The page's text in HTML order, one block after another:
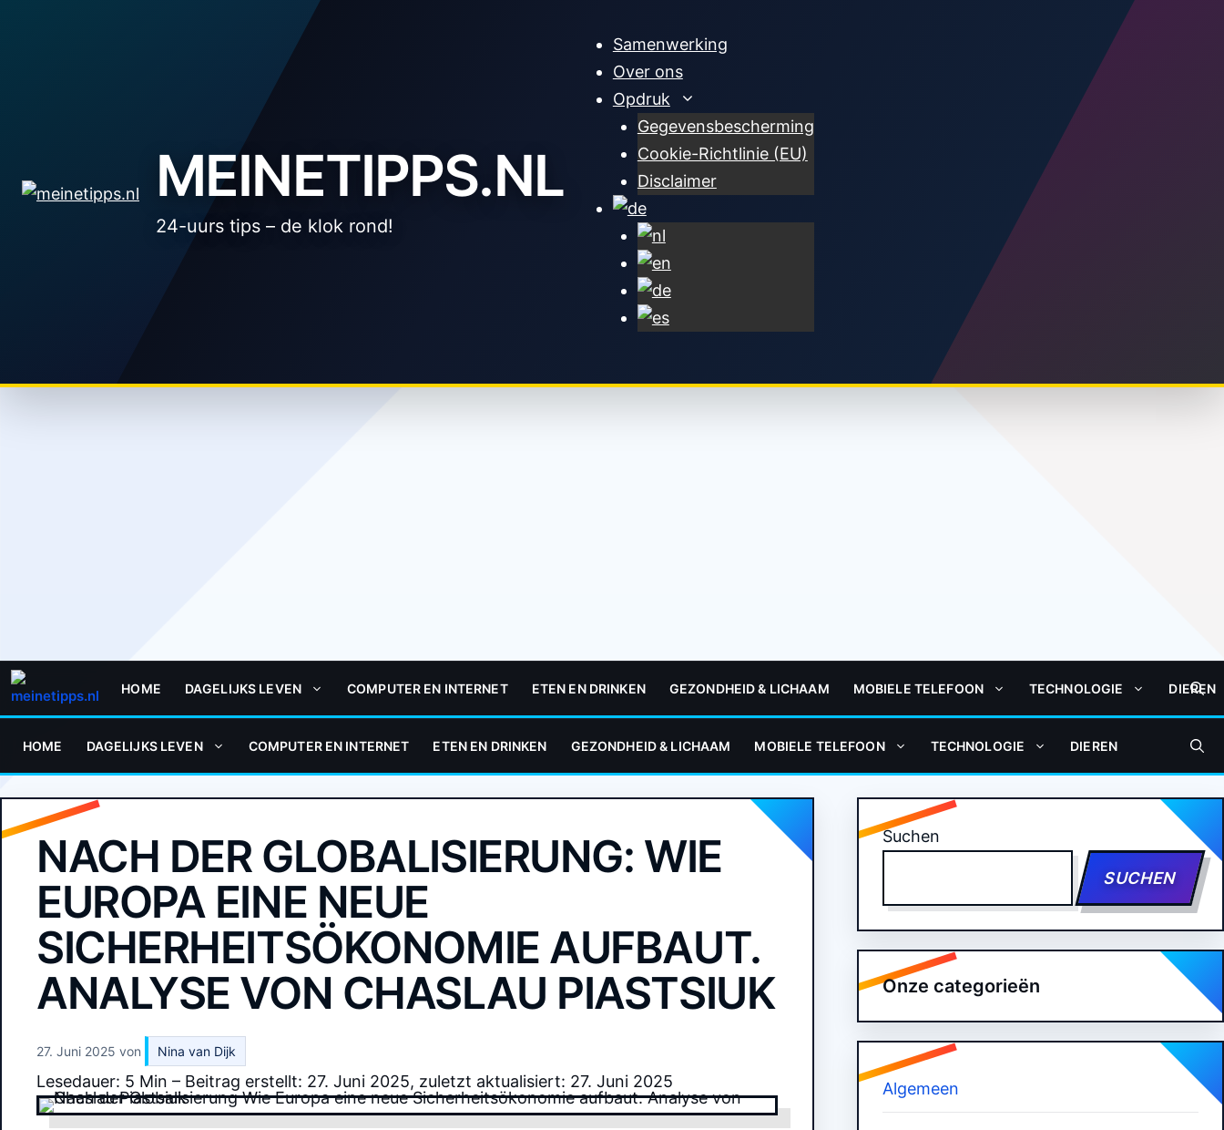
MEINETIPPS.NL
24-uurs tips – de klok rond!
Samenwerking
Over ons
Opdruk
Gegevensbescherming
Cookie-Richtlinie (EU)
Disclaimer
HOME DAGELIJKS LEVEN COMPUTER EN INTERNET ETEN EN DRINKEN GEZONDHEID & LICHAAM MOBIELE TELEFOON TECHNOLOGIE DIEREN
HOME DAGELIJKS LEVEN COMPUTER EN INTERNET ETEN EN DRINKEN GEZONDHEID & LICHAAM MOBIELE TELEFOON TECHNOLOGIE DIEREN
NACH DER GLOBALISIERUNG: WIE
EUROPA EINE NEUE
SICHERHEITSÖKONOMIE AUFBAUT.
ANALYSE VON CHASLAU PIASTSIUK
27. Juni 2025 von Nina van Dijk
Lesedauer: 5 Min – Beitrag erstellt: 27. Juni 2025, zuletzt aktualisiert: 27. Juni 2025
Suchen
SUCHEN
Onze categorieën
Algemeen